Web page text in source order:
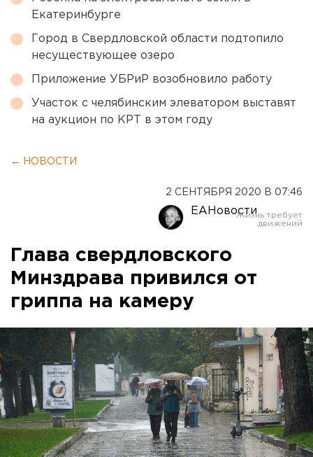
Екатеринбурге
Город в Свердловской области подтопило
несуществующее озеро
Приложение УБРиР возобновило работу
Участок с челябинским элеватором выставят
на аукцион по КРТ в этом году
← НОВОСТИ
2 СЕНТЯБРЯ 2020 В 07:46
ЕАНовости
Глава свердловского
Минздрава привился от
гриппа на камеру